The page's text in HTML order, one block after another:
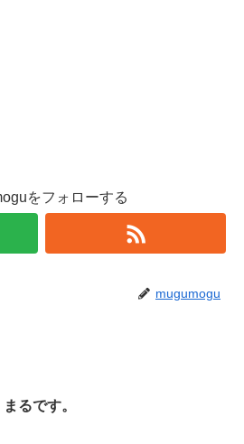
をフォローする
mugumogu
まるです。